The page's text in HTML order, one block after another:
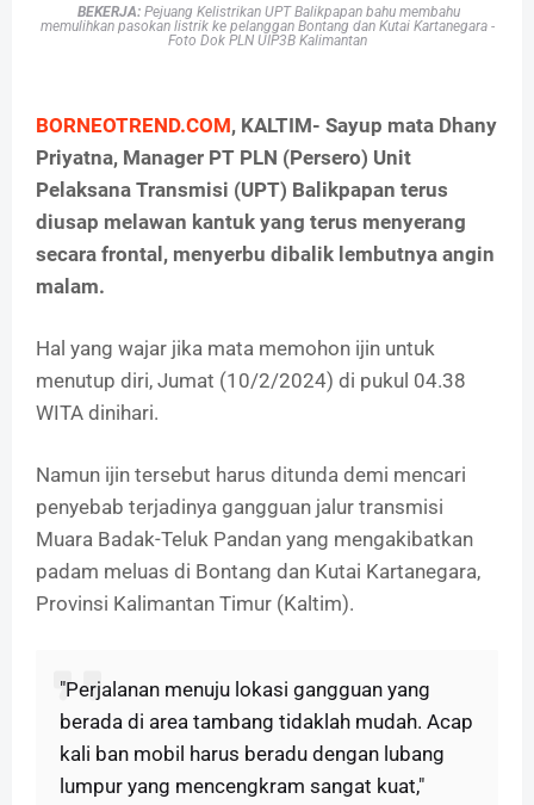
BEKERJA: Pejuang Kelistrikan UPT Balikpapan bahu membahu
memulihkan pasokan listrik ke pelanggan Bontang dan Kutai Kartanegara -
Foto Dok PLN UIP3B Kalimantan
BORNEOTREND.COM, KALTIM- Sayup mata Dhany
Priyatna, Manager PT PLN (Persero) Unit
Pelaksana Transmisi (UPT) Balikpapan terus
diusap melawan kantuk yang terus menyerang
secara frontal, menyerbu dibalik lembutnya angin
malam.
Hal yang wajar jika mata memohon ijin untuk
menutup diri, Jumat (10/2/2024) di pukul 04.38
WITA dinihari.
Namun ijin tersebut harus ditunda demi mencari
penyebab terjadinya gangguan jalur transmisi
Muara Badak-Teluk Pandan yang mengakibatkan
padam meluas di Bontang dan Kutai Kartanegara,
Provinsi Kalimantan Timur (Kaltim).
"Perjalanan menuju lokasi gangguan yang
berada di area tambang tidaklah mudah. Acap
kali ban mobil harus beradu dengan lubang
lumpur yang mencengkram sangat kuat,"